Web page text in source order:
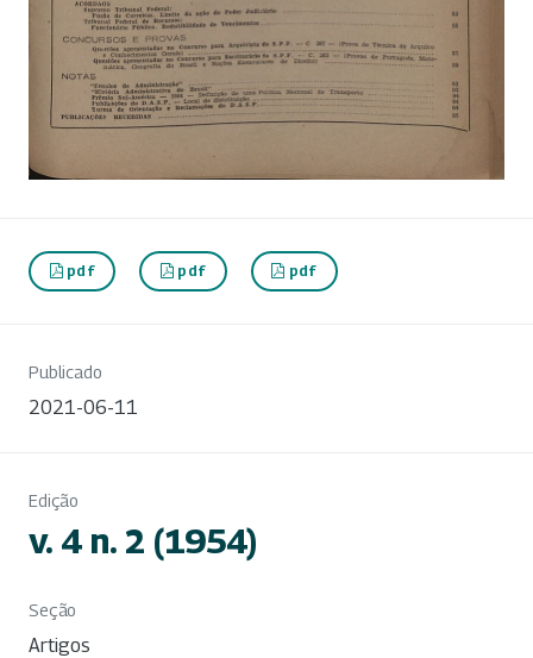
pdf pdf pdf
Publicado
2021-06-11
Edição
v. 4 n. 2 (1954)
Seção
Artigos